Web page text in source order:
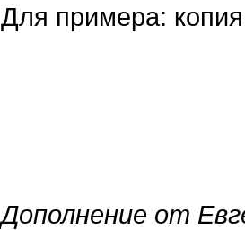
Для примера:
Дополнение от